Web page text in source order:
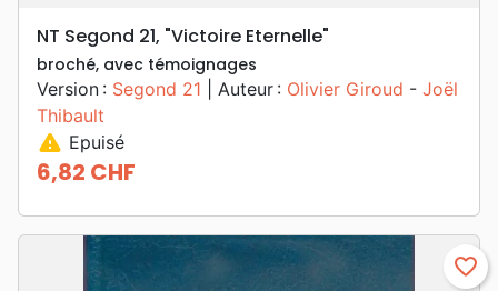
NT Segond 21, "Victoire Eternelle"
broché, avec témoignages
Version : Segond 21 | Auteur : Olivier Giroud - Joël
Thibault
warning Epuisé
Prix
6,82 CHF
favorite_border